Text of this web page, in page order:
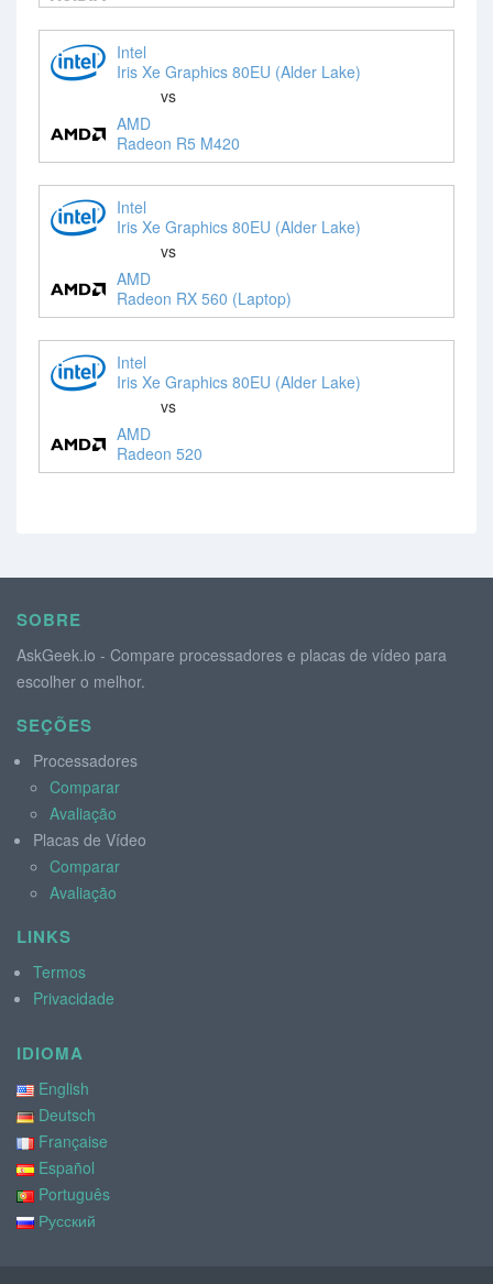
Intel
Iris Xe Graphics 80EU (Alder Lake)
vs
AMD
Radeon R5 M420
Intel
Iris Xe Graphics 80EU (Alder Lake)
vs
AMD
Radeon RX 560 (Laptop)
Intel
Iris Xe Graphics 80EU (Alder Lake)
vs
AMD
Radeon 520
SOBRE
AskGeek.io - Compare processadores e placas de vídeo para
escolher o melhor.
SEÇÕES
Processadores
Comparar
Avaliação
Placas de Vídeo
Comparar
Avaliação
LINKS
Termos
Privacidade
IDIOMA
English
Deutsch
Française
Español
Português
Русский